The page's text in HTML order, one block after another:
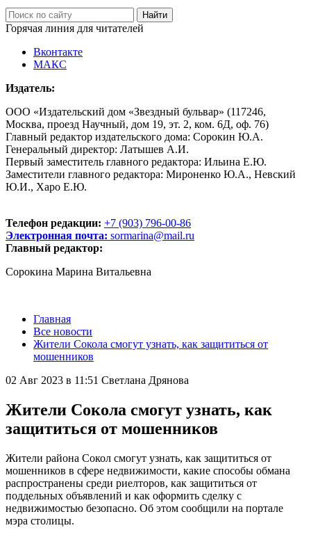
Горячая линия для читателей
Вконтакте
МАКС
Издатель:
ООО «Издательский дом «Звездный бульвар» (117246,
Москва, проезд Научный, дом 19, эт. 2, ком. 6Д, оф. 76)
Главный редактор издательского дома: Сорокин Ю.А.
Генеральный директор: Латышев А.И.
Первый заместитель главного редактора: Ильина Е.Ю.
Заместители главного редактора: Мироненко Ю.А., Невский
Ю.И., Харо Е.Ю.
Телефон редакции: +7 (903) 796-00-86
Электронная почта: sormarina@mail.ru
Главный редактор:
Сорокина Марина Витальевна
Главная
Все новости
Жители Сокола смогут узнать, как защититься от
мошенников
02 Авг 2023 в 11:51 Светлана Дрянова
Жители Сокола смогут узнать, как
защититься от мошенников
Жители района Сокол смогут узнать, как защититься от
мошенников в сфере недвижимости, какие способы обмана
распространены среди риелторов, как защититься от
поддельных объявлений и как оформить сделку с
недвижимостью безопасно. Об этом сообщили на портале
мэра столицы.